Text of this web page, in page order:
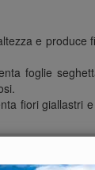
e produce
foglie
fiori giallastri